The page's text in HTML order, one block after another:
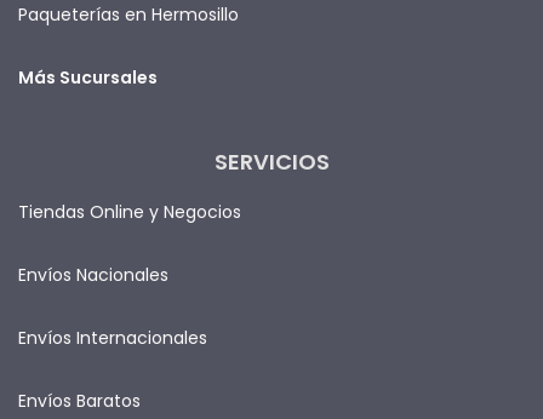
Paqueterías en Hermosillo
Más Sucursales
SERVICIOS
Tiendas Online y Negocios
Envíos Nacionales
Envíos Internacionales
Envíos Baratos